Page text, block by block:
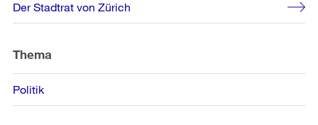
Informationen
Der Stadtrat von Zürich
Thema
Politik